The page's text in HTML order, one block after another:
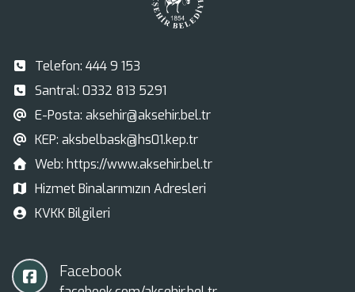
Telefon: 444 9 153
Santral: 0332 813 5291
E-Posta: aksehir@aksehir.bel.tr
KEP: aksbelbask@hs01.kep.tr
Web: https://www.aksehir.bel.tr
Hizmet Binalarımızın Adresleri
KVKK Bilgileri
Facebook